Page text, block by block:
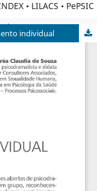
• LILACS • PePSIC
individual